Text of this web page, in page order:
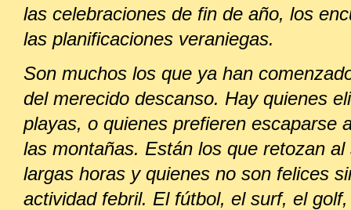
las celebraciones de fin de año, los
las planificaciones veraniegas.
Son muchos los que ya han
del merecido descanso. Hay quienes
playas, o quienes prefieren escaparse
las montañas. Están los que retozan al
largas horas y quienes no son felices
actividad febril. El fútbol, el surf, el